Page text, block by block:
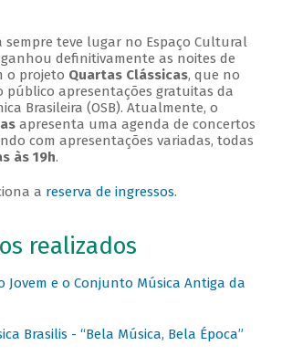
sempre teve lugar no Espaço Cultural
ganhou definitivamente as noites de
o projeto Quartas Clássicas, que no
público apresentações gratuitas da
Brasileira (OSB). Atualmente, o
apresenta uma agenda de concertos
com apresentações variadas, todas
às 19h.
a reserva de ingressos.
realizados
Jovem e o Conjunto Música Antiga da
Brasilis - “Bela Música, Bela Época”